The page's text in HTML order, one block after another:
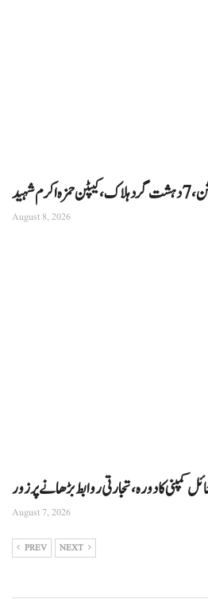
شہید
August 8, 2026
کمپنی کا دورہ، تجارتی روابط بڑھانے پر زور
August 7, 2026
PREV NEXT